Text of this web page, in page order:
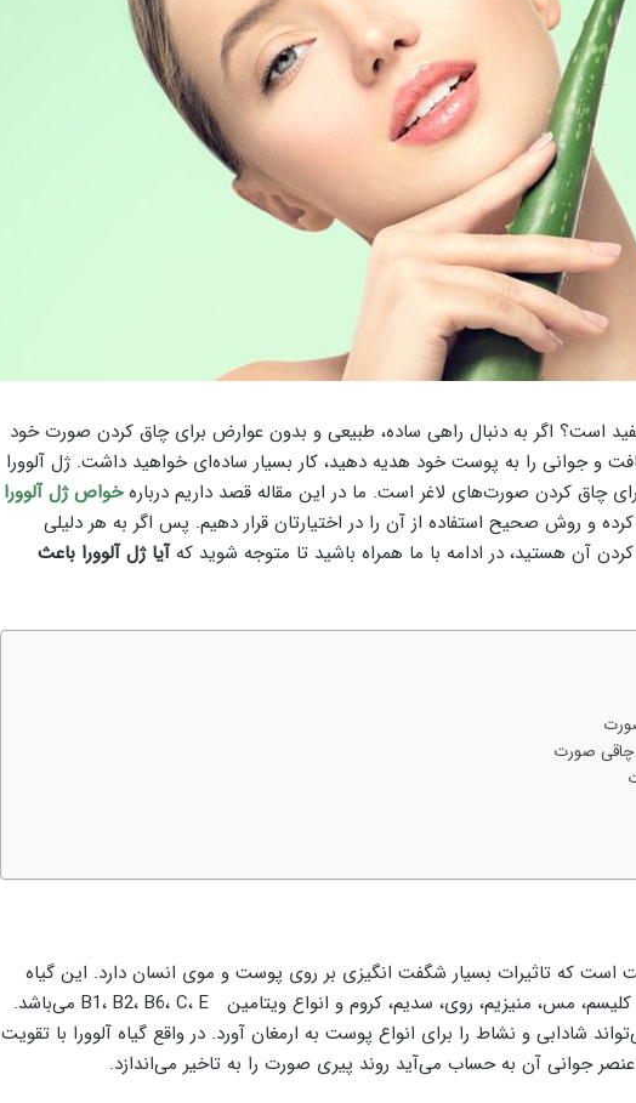
است؟ اگر به دنبال راهی ساده، طبیعی و بدون عوارض برای چاق کردن صورت خود
و جوانی را به پوست خود هدیه دهید، کار بسیار ساده‌ای خواهید داشت. ژل آلوورا
چاق کردن صورت‌های لاغر است. ما در این مقاله قصد داریم دربارهخواص ژل آلوورا
و روش صحیح استفاده از آن را در اختیارتان قرار دهیم. پس اگر به هر دلیلی
آن هستید، در ادامه با ما همراه باشید تا متوجه شوید کهآیا ژل آلوورا باعث
چاقی صورت
است که تاثیرات بسیار شگفت انگیزی بر روی پوست و موی انسان دارد. این گیاه
حاوی مقادیر زیادی اسید فولیک، کلیسم، مس، منیزیم، روی، سدیم، کروم و انواع ویتامین B1، B2، B6، C، E می‌باشد.
شادابی و نشاط را برای انواع پوست به ارمغان آورد. در واقع گیاه آلوورا با تقویت
جوانی آن به حساب می‌آید روند پیری صورت را به تاخیر می‌اندازد.